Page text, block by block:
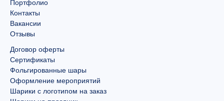
Портфолио
Контакты
Вакансии
Отзывы
Договор оферты
Сертификаты
Фольгированные шары
Оформление мероприятий
Шарики с логотипом на заказ